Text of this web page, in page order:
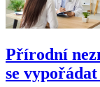
Přírodní
se